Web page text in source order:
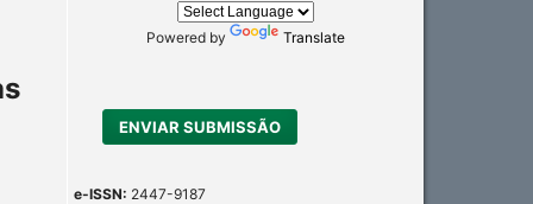
Powered by Translate
ENVIAR SUBMISSÃO
e-ISSN: 2447-9187